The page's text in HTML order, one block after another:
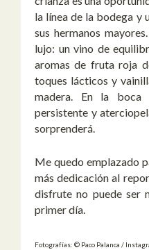
la línea de la bodega y
sus hermanos
lujo: un vino de
aromas de fruta roja
toques lácticos y
madera. En la boca
persistente y
sorprenderá.
Me quedo emplazado
más dedicación al
disfrute no puede ser
primer día.
Fotografías: © Paco Palanca /